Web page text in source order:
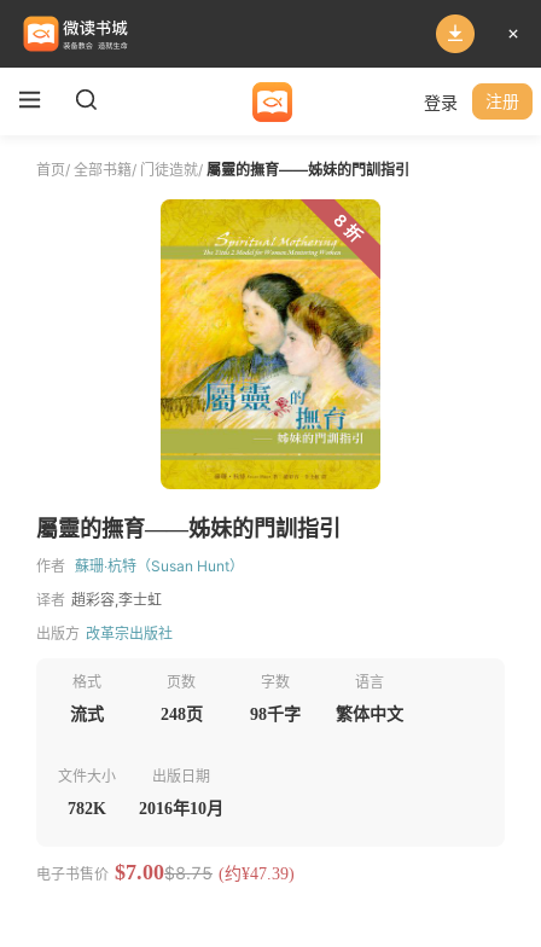
登录 注册
首页/ 全部书籍/ 门徒造就/ 屬靈的撫育——姊妹的門訓指引
8 折
屬靈的撫育——姊妹的門訓指引
作者 蘇珊‧杭特（Susan Hunt）
译者 趙彩容,李士虹
出版方 改革宗出版社
格式
流式
页数
248页
字数
98千字
语言
繁体中文
文件大小
782K
出版日期
2016年10月
电子书售价 $7.00$8.75 (约¥47.39)